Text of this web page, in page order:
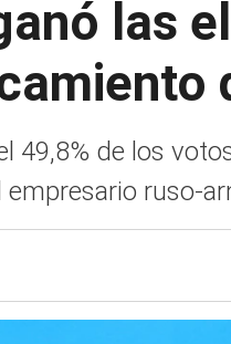
las
49,8% de los
ruso-